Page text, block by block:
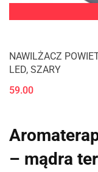
NAWILŻACZ
LED, SZARY
59.00
– mądra